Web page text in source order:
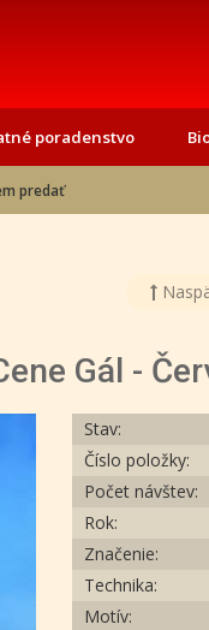
poradenstvo
predať
Gál -
Stav:
Číslo položky:
Počet návštev:
Rok:
Značenie:
Technika:
Motív: